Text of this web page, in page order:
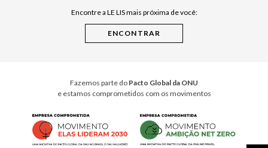
Cuidados CasaEncontre a LE LIS mais próxima de você:
Fazemos parte do Pacto Global da ONU
e estamos comprometidos com os movimentos